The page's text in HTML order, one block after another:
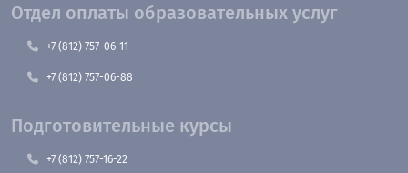
Отдел оплаты образовательных услуг
+7 (812) 757-06-11
+7 (812) 757-06-88
Подготовительные курсы
+7 (812) 757-16-22